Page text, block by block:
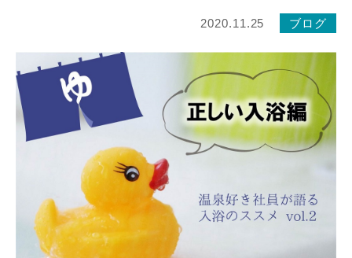
2020.11.25 ブログ